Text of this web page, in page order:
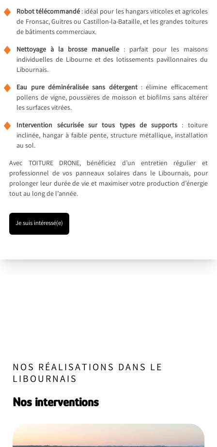
Robot télécommandé : idéal pour les hangars viticoles et agricoles
de Fronsac, Guitres ou Castillon-la-Bataille, et les grandes toitures
de bâtiments commerciaux.
Nettoyage à la brosse manuelle : parfait pour les maisons
individuelles de Libourne et des lotissements pavillonnaires du
Libournais.
Eau pure déminéralisée sans détergent: élimine efficacement
pollens de vigne, poussières de moisson et biofilms sans altérer
les surfaces vitrées.
Intervention sécurisée sur tous types de supports : toiture
inclinée, hangar à faible pente, structure métallique, installation
au sol.
Avec TOITURE DRONE, bénéficiez d’un entretien régulier et
professionnel de vos panneaux solaires dans le Libournais, pour
prolonger leur durée de vie et maximiser votre production d’énergie
tout au long de l’année.
Je suis intéressé(e)
NOS RÉALISATIONS DANS LE
LIBOURNAIS
Nos interventions